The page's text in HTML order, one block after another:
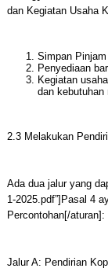
dan Kegiatan Usaha
Simpan
Penyediaan
Kegiatan
dan kebutuhan
2.3 Melakukan
Ada dua jalur yang
1-2025.pdf”]Pasal 4
Percontohan[/aturan]:
Jalur A: Pendirian